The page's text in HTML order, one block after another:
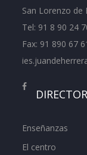
San Lorenzo de
Tel: 91 8 90 24
Fax: 91 890 67
Enseñanzas
El centro